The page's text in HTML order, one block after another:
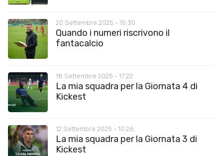
20 Settembre 2025 - 15:30
Quando i numeri riscrivono il
fantacalcio
18 Settembre 2025 - 17:22
La mia squadra per la Giornata 4 di
Kickest
12 Settembre 2025 - 10:26
La mia squadra per la Giornata 3 di
Kickest